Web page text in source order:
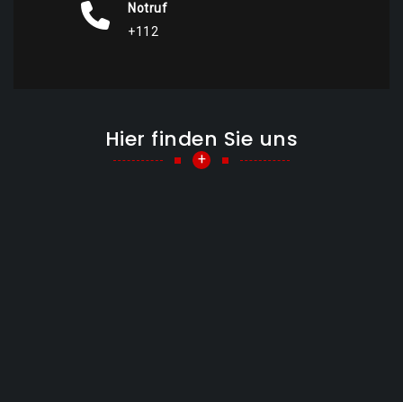
Notruf
+112
Hier finden Sie uns
+